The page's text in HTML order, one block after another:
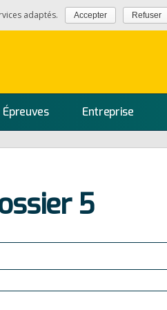
Épreuves Entreprise
5
adaptés. Accepter Refuser